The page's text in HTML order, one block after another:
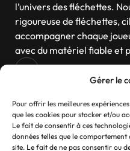
Gérer le
Pour offrir les meilleures
que les cookies pour stocker et/ou
Le fait de consentir à ces
données telles que le
site. Le fait de ne pas consentir ou
l’univers des fléchettes.
rigoureuse de fléchettes,
accompagner chaque
avec du matériel fiable et
Navigation